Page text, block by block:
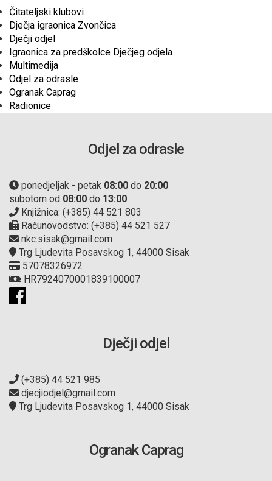
Čitateljski klubovi
Dječja igraonica Zvončica
Dječji odjel
Igraonica za predškolce Dječjeg odjela
Multimedija
Odjel za odrasle
Ogranak Caprag
Radionice
Odjel za odrasle
ponedjeljak - petak 08:00 do 20:00
subotom od 08:00 do 13:00
Knjižnica: (+385) 44 521 803
Računovodstvo: (+385) 44 521 527
nkc.sisak@gmail.com
Trg Ljudevita Posavskog 1, 44000 Sisak
57078326972
HR7924070001839100007
Dječji odjel
(+385) 44 521 985
djecjiodjel@gmail.com
Trg Ljudevita Posavskog 1, 44000 Sisak
Ogranak Caprag